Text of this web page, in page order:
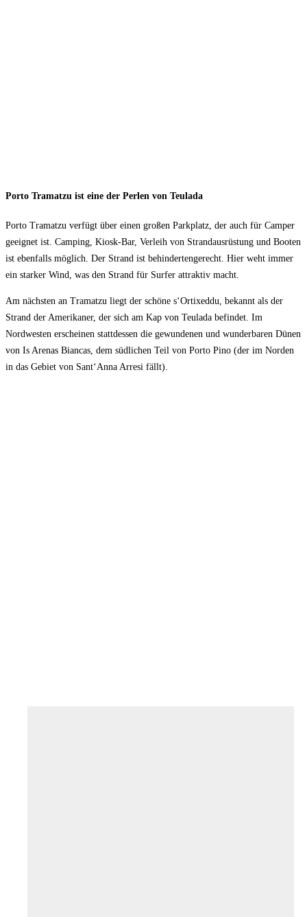
Porto Tramatzu ist eine der Perlen von Teulada
Porto Tramatzu verfügt über einen großen Parkplatz, der auch für Camper
geeignet ist. Camping, Kiosk-Bar, Verleih von Strandausrüstung und Booten
ist ebenfalls möglich. Der Strand ist behindertengerecht. Hier weht immer
ein starker Wind, was den Strand für Surfer attraktiv macht.
Am nächsten an Tramatzu liegt der schöne s‘Ortixeddu, bekannt als der
Strand der Amerikaner, der sich am Kap von Teulada befindet. Im
Nordwesten erscheinen stattdessen die gewundenen und wunderbaren Dünen
von Is Arenas Biancas, dem südlichen Teil von Porto Pino (der im Norden
in das Gebiet von Sant‘Anna Arresi fällt).